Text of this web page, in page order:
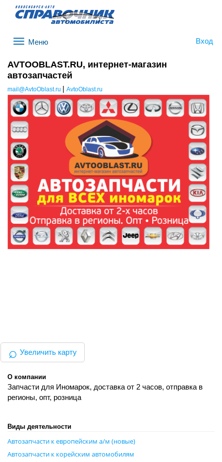
Вход
AVTOOBLAST.RU, интернет-магазин
автозапчастей
mail@AvtoOblast.ru | AvtoOblast.ru
⌕ Увеличить карту
О компании
Запчасти для Иномарок, доставка от 2 часов, отправка в
регионы, опт, розница
Виды деятельности
Автозапчасти к европейским а/м (новые)
Автозапчасти к корейским автомобилям